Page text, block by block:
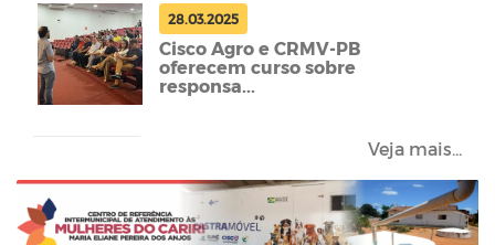
28.03.2025
Cisco Agro e CRMV-PB
oferecem curso sobre
responsa...
Veja mais...